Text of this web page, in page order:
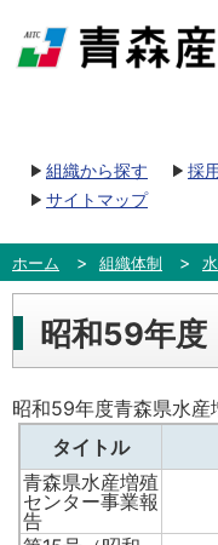
組織から探す 採
サイトマップ
ホーム 組織体制
昭和59年度
昭和59年度青森県水
タイトル
青森県水産増殖
センター事業報
告